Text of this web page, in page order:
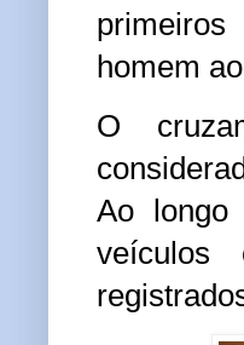
homem
O
Ao longo
veículos